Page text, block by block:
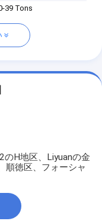
39 Tons
のH地区、Liyuanの金
順徳区、フォーシャ